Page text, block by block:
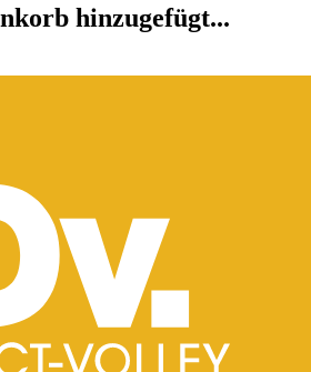
hinzugefügt...